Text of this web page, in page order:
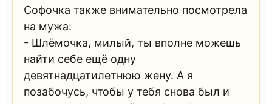
Софочка также внимательно посмотрела
на мужа:
- Шлёмочка, милый, ты вполне можешь
найти себе ещё одну
девятнадцатилетнюю жену. А я
позабочусь, чтобы у тебя снова был и